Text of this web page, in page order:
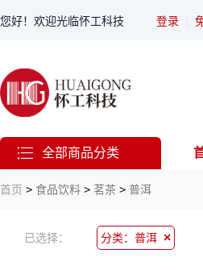
您好！欢迎光临怀工科技 登录
全部商品分类
首页 > 食品饮料 > 茗茶 > 普洱
已选择： 分类：普洱 ×